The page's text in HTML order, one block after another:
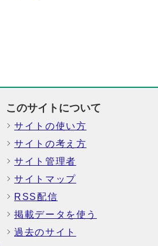
このサイトについて
サイトの使い方
サイトの考え方
サイト管理者
サイトマップ
RSS配信
掲載データを使う
過去のサイト